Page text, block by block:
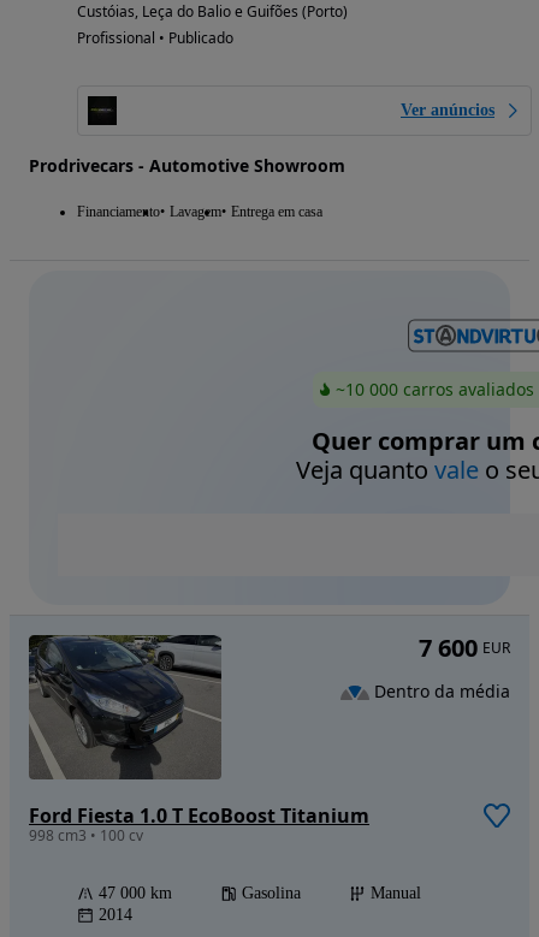
Custóias, Leça do Balio e Guifões (Porto)
Profissional • Publicado
Ver anúncios
Prodrivecars - Automotive Showroom
Financiamento Lavagem Entrega em casa
~10 000 carros
Quer comprar um
Veja quanto valeo
Ford Fiesta 1.0 T EcoBoost Titanium
998 cm3 • 100 cv
47 000 km Gasolina
Manual
2014
7 600 EUR
Dentro da média